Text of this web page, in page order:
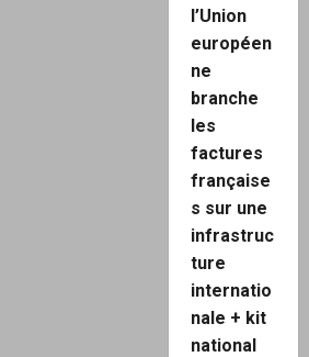
l’Union
européen
ne
branche
les
factures
française
s sur une
infrastruc
ture
internatio
nale + kit
national